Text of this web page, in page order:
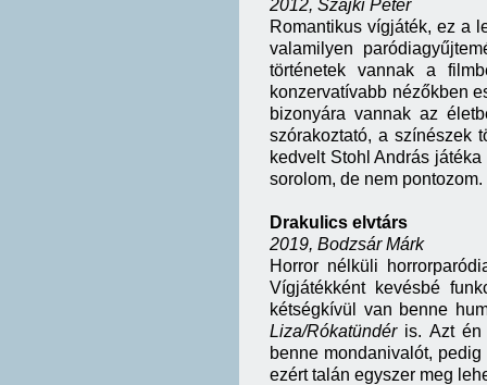
2012, Szajki Péter
Romantikus vígjáték, ez a
valamilyen
történetek vannak a
konzervatívabb nézőkben
bizonyára vannak az
szórakoztató, a színészek
kedvelt Stohl András
sorolom, de nem pontozom.
Drakulics elvtárs
2019, Bodzsár Márk
Horror nélküli
Vígjátékként kevésbé
kétségkívül van benne
Liza/Rókatündéris. Azt én
benne mondanivalót,
ezért talán egyszer meg